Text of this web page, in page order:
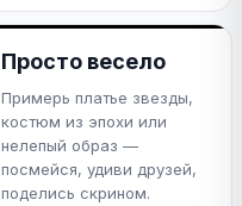
Просто весело
Примерь платье звезды,
костюм из эпохи или
нелепый образ —
посмейся, удиви друзей,
поделись скрином.